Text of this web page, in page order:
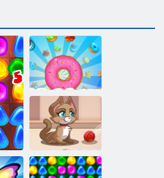
Sīkdatnes
simpātija